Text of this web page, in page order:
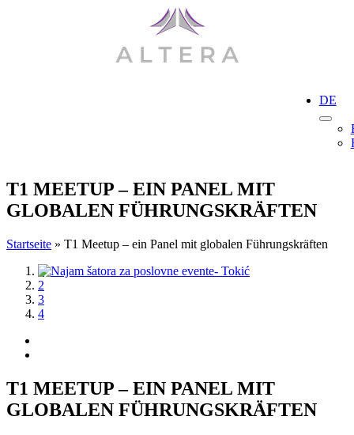
DE
T1 MEETUP – EIN PANEL MIT
GLOBALEN FÜHRUNGSKRÄFTEN
Startseite » T1 Meetup – ein Panel mit globalen Führungskräften
View
Larger
Image
1
2
3
4
T1 MEETUP – EIN PANEL MIT
GLOBALEN FÜHRUNGSKRÄFTEN